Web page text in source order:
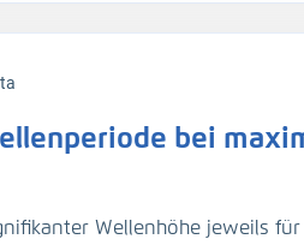
- EasyGSH-DB - Teil: UnTRIM-
numerischer Simulationen
N., Nehlsen, E., Schrage, N.,
bei
Wellenhöhe jeweils